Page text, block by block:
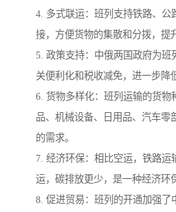
4. 多式联运：班列支持铁路、公
接，方便货物的集散和分拨，提
5. 政策支持：中俄两国政府为班
关便利化和税收减免，进一步降
6. 货物多样化：班列运输的货物
品、机械设备、日用品、汽车零
的需求。
7. 经济环保：相比空运，铁路运
运，碳排放更少，是一种经济环
8. 促进贸易：班列的开通加强了